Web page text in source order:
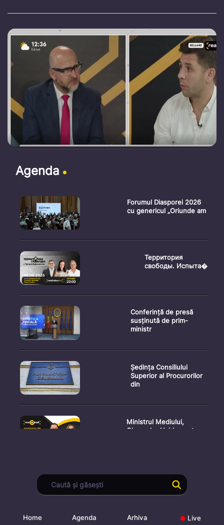
Agenda
Forumul Diasporei 2026
cu genericul „Oriunde am
Территория
свободы. Испыта�
Conferință de presă
susținută de prim-
ministr
Ședința Consiliului
Superior al Procurorilor
din
Ministrul Mediului,
Gheorghe Hajder, este
Consultări publice privind
proiectul de lege pent
Home Agenda Arhiva Live